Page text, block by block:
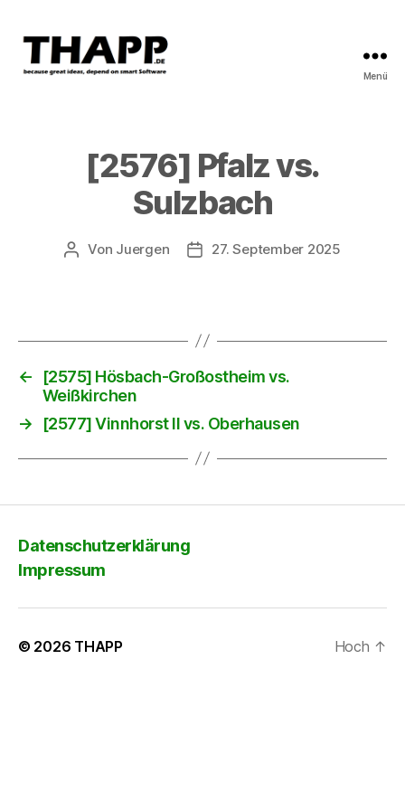
Menü
[2576] Pfalz vs.
Sulzbach
Beitragsautor
Von Juergen Beitragsdatum
27. September 2025
←
[2575] Hösbach-Großostheim vs.
Weißkirchen
→
[2577] Vinnhorst II vs. Oberhausen
Datenschutzerklärung
Impressum
© 2026 THAPP Hoch ↑